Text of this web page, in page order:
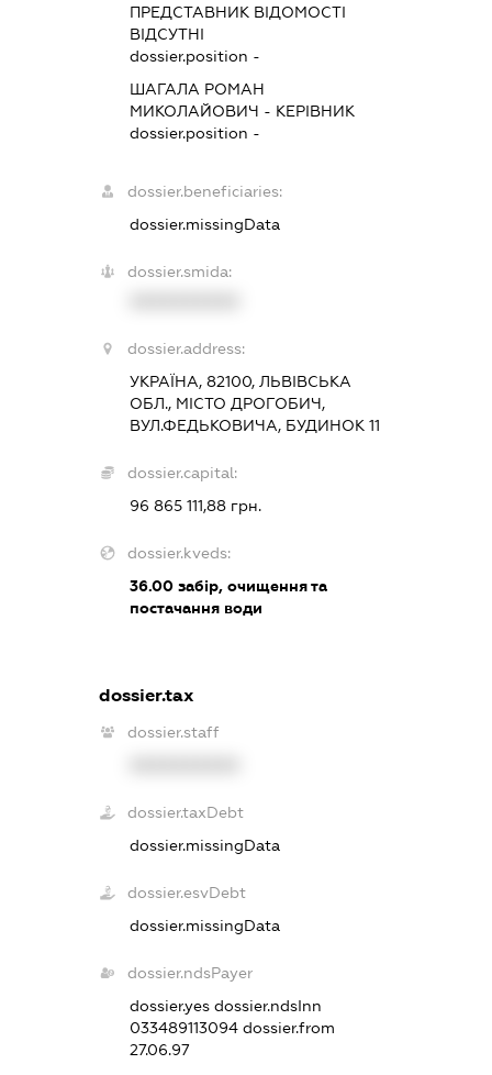
ПРЕДСТАВНИК ВІДОМОСТІ
ВІДСУТНІ
dossier.position -
ШАГАЛА РОМАН
МИКОЛАЙОВИЧ - КЕРІВНИК
dossier.position -
dossier.beneficiaries:
dossier.missingData
dossier.smida:
dossier.address:
УКРАЇНА, 82100, ЛЬВІВСЬКА
ОБЛ., МІСТО ДРОГОБИЧ,
ВУЛ.ФЕДЬКОВИЧА, БУДИНОК 11
dossier.capital:
96 865 111,88 грн.
dossier.kveds:
36.00забір, очищення та
постачання води
dossier.tax
dossier.staff
dossier.taxDebt
dossier.missingData
dossier.esvDebt
dossier.missingData
dossier.ndsPayer
dossier.yes dossier.ndsInn
033489113094 dossier.from
27.06.97